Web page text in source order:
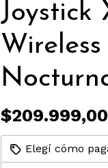
Joystick
$209.999,00
Elegí cómo